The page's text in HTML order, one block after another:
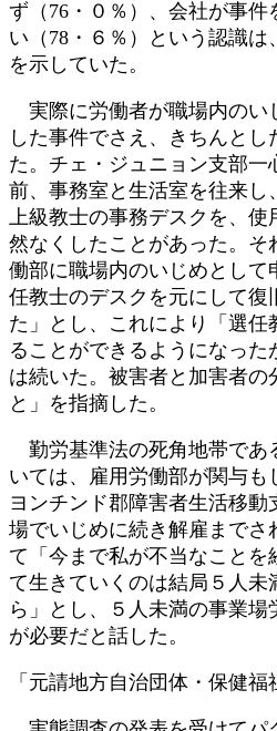
ず（76・０％）、会社が事
い（78・６％）という認識
を示していた。
実際に労働者が職場内のい
した事件でさえ、きちんと
た。チェ・ジュニョン支部
前、事務室と生活室を往来し
上級教士の事務デスクを、
然なくしたことがあった。そ
働部に職場内のいじめとして
任教士のデスクを元にして復
た」とし、これにより「選任
ることができるようになっ
は続いた。被害者と加害者の
と」を指摘した。
勤労基準法の死角地帯であ
いては、雇用労働部が関与も
ヨンチンド郡障害者生活移
場でいじめに続き解雇までさ
て「今まで私が不当なことを
て生きていくのは結局５人未
ら」とし、５人未満の事業
が必要だと話した。
「元請地方自治団体・保健福